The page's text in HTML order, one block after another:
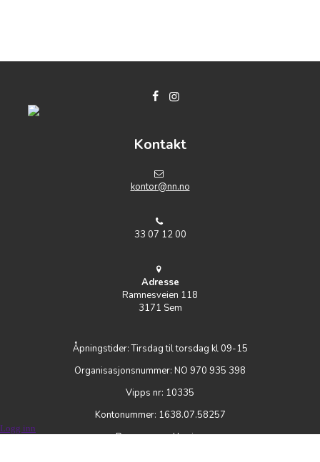
Kontakt
kontor@nn.no
33 07 12 00
Adresse
Ramnesveien 118
3171 Sem
Åpningstider: Tirsdag til torsdag kl 09-15
Organisasjonsnummer: NO 970 935 398
Vipps nr: 10335
Kontonummer: 1638.07.58257
Personvernerklæring
Logg inn